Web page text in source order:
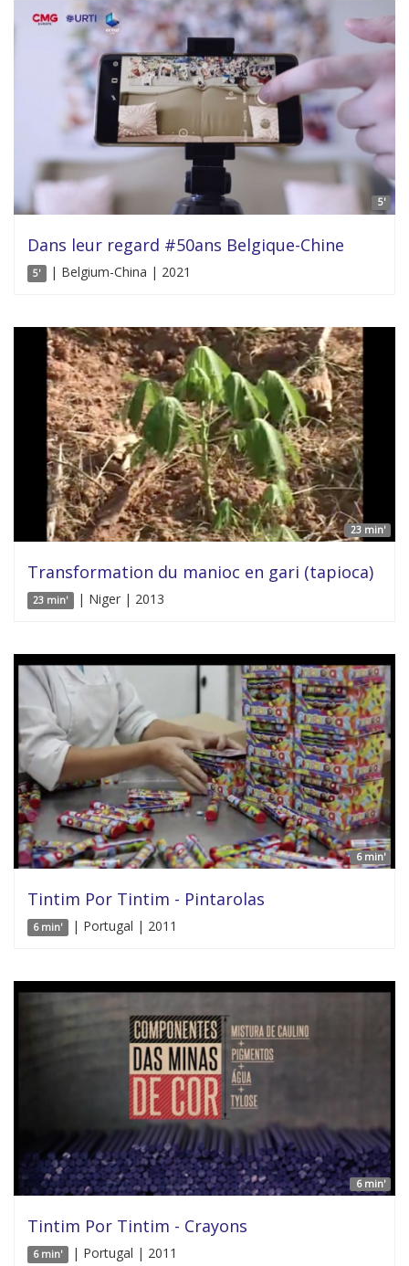
5'
Dans leur regard #50ans Belgique-Chine
5' | Belgium-China | 2021
23 min'
Transformation du manioc en gari (tapioca)
23 min' | Niger | 2013
6 min'
Tintim Por Tintim - Pintarolas
6 min' | Portugal | 2011
6 min'
Tintim Por Tintim - Crayons
6 min' | Portugal | 2011